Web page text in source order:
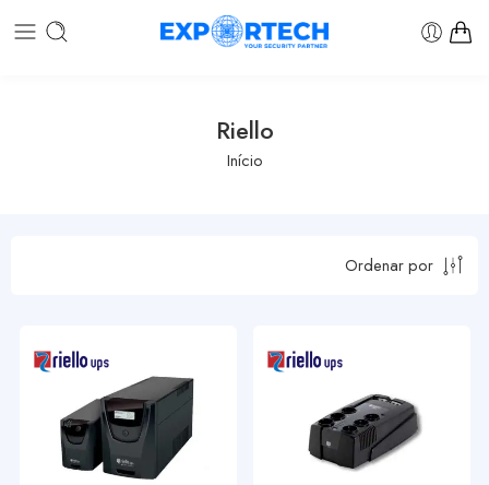
Riello
Início
Ordenar por